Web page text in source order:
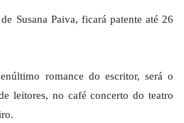
Susana Paiva, ficará patente até 26
romance do escritor, será o
leitores, no café concerto do teatro